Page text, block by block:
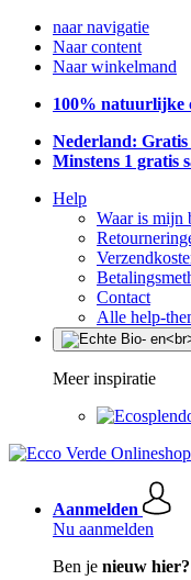
naar navigatie
Naar content
Naar winkelmand
100% natuurlijke
Nederland:
Minstens 1 gratis
Help
Waar is mijn
Contact
Alle help-
Meer inspiratie
Aanmelden
Nu aanmelden
Ben je nieuw hier?